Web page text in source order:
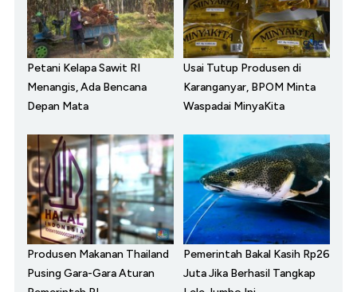
Petani Kelapa Sawit RI
Menangis, Ada Bencana
Depan Mata
Usai Tutup Produsen di
Karanganyar, BPOM Minta
Waspadai MinyaKita
Produsen Makanan Thailand
Pusing Gara-Gara Aturan
Pemerintah Bakal Kasih Rp26
Juta Jika Berhasil Tangkap